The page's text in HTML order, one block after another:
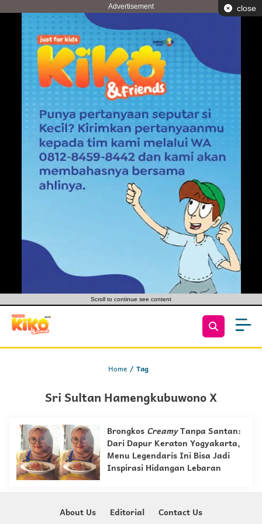
Advertisement close
Scroll to continue see content
Home Tag
Sri Sultan Hamengkubuwono X
Brongkos CreamyTanpa Santan:
Dari Dapur Keraton Yogyakarta,
Menu Legendaris Ini Bisa Jadi
Inspirasi Hidangan Lebaran
About Us Editorial Contact Us